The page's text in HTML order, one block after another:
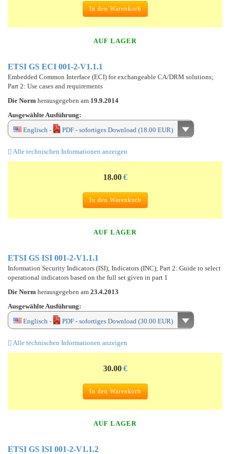
In den Warenkorb
AUF LAGER
ETSI GS ECI 001-2-V1.1.1
Embedded Common Interface (ECI) for exchangeable CA/DRM solutions;
Part 2: Use cases and requirements
Die Norm herausgegeben am 19.9.2014
Ausgewählte Ausführung:
Englisch -
PDF - sofortiges Download (18.00 EUR)
Alle technischen Informationen anzeigen
18.00 €
In den Warenkorb
AUF LAGER
ETSI GS ISI 001-2-V1.1.1
Information Security Indicators (ISI); Indicators (INC); Part 2: Guide to select
operational indicators based on the full set given in part 1
Die Norm herausgegeben am 23.4.2013
Ausgewählte Ausführung:
Englisch -
PDF - sofortiges Download (30.00 EUR)
Alle technischen Informationen anzeigen
30.00 €
In den Warenkorb
AUF LAGER
ETSI GS ISI 001-2-V1.1.2